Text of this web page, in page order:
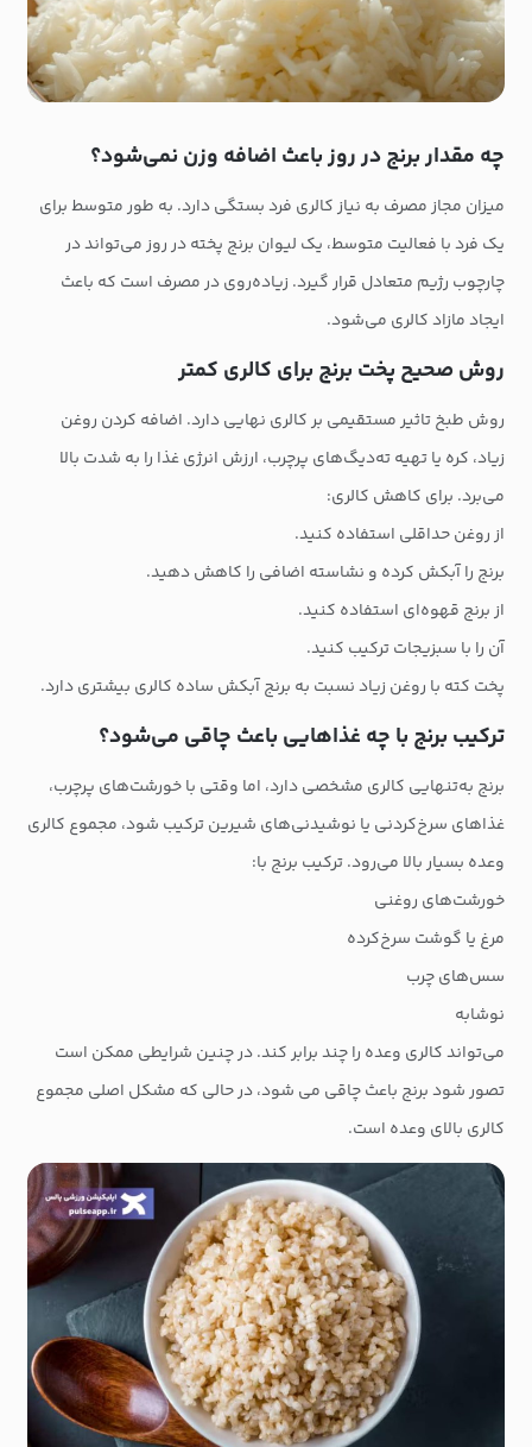
چه مقدار برنج در روز باعث اضافه وزن نمی‌شود؟
میزان مجاز مصرف به نیاز کالری فرد بستگی دارد. به طور متوسط برای
یک فرد با فعالیت متوسط، یک لیوان برنج پخته در روز می‌تواند در
چارچوب رژیم متعادل قرار گیرد. زیاده‌روی در مصرف است که باعث
ایجاد مازاد کالری می‌شود.
روش صحیح پخت برنج برای کالری کمتر
روش طبخ تاثیر مستقیمی بر کالری نهایی دارد. اضافه کردن روغن
زیاد، کره یا تهیه ته‌دیگ‌های پرچرب، ارزش انرژی غذا را به شدت بالا
می‌برد. برای کاهش کالری:
از روغن حداقلی استفاده کنید.
برنج را آبکش کرده و نشاسته اضافی را کاهش دهید.
از برنج قهوه‌ای استفاده کنید.
آن را با سبزیجات ترکیب کنید.
پخت کته با روغن زیاد نسبت به برنج آبکش ساده کالری بیشتری دارد.
ترکیب برنج با چه غذاهایی باعث چاقی می‌شود؟
برنج به‌تنهایی کالری مشخصی دارد، اما وقتی با خورشت‌های پرچرب،
غذاهای سرخ‌کردنی یا نوشیدنی‌های شیرین ترکیب شود، مجموع کالری
وعده بسیار بالا می‌رود. ترکیب برنج با:
خورشت‌های روغنی
مرغ یا گوشت سرخ‌کرده
سس‌های چرب
نوشابه
می‌تواند کالری وعده را چند برابر کند. در چنین شرایطی ممکن است
تصور شود برنج باعث چاقی می شود، در حالی که مشکل اصلی مجموع
کالری بالای وعده است.